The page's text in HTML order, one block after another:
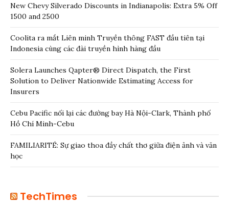
New Chevy Silverado Discounts in Indianapolis: Extra 5% Off
1500 and 2500
Coolita ra mắt Liên minh Truyền thông FAST đầu tiên tại
Indonesia cùng các đài truyền hình hàng đầu
Solera Launches Qapter® Direct Dispatch, the First
Solution to Deliver Nationwide Estimating Access for
Insurers
Cebu Pacific nối lại các đường bay Hà Nội-Clark, Thành phố
Hồ Chí Minh-Cebu
FAMILIARITÉ: Sự giao thoa đầy chất thơ giữa điện ảnh và văn
học
TechTimes